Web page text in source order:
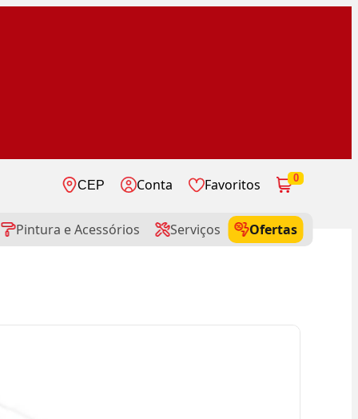
CEP Conta Favoritos 0
Pintura e Acessórios Serviços
Ofertas